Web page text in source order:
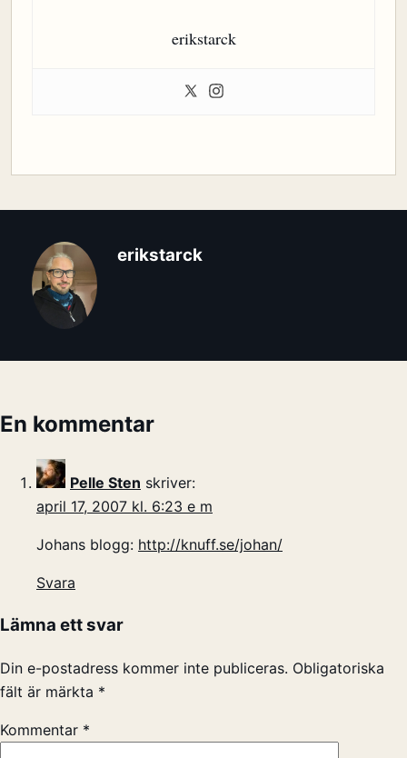
erikstarck
erikstarck
En kommentar
Pelle Sten skriver:
april 17, 2007 kl. 6:23 e m
Johans blogg: http://knuff.se/johan/
Svara
Lämna ett svar
Din e-postadress kommer inte publiceras. Obligatoriska
fält är märkta *
Kommentar *